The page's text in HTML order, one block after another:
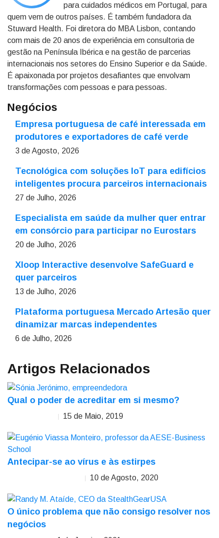
para cuidados médicos em Portugal, para
quem vem de outros países. É também fundadora da
Stuward Health. Foi diretora do MBA Lisbon, contando
com mais de 20 anos de experiência em consultoria de
gestão na Península Ibérica e na gestão de parcerias
internacionais nos setores do Ensino Superior e da Saúde.
É apaixonada por projetos desafiantes que envolvam
transformações com pessoas e para pessoas.
Negócios
Empresa portuguesa de café interessada em
produtores e exportadores de café verde
3 de Agosto, 2026
Tecnológica com soluções IoT para edifícios
inteligentes procura parceiros internacionais
27 de Julho, 2026
Especialista em saúde da mulher quer entrar
em consórcio para participar no Eurostars
20 de Julho, 2026
Xloop Interactive desenvolve SafeGuard e
quer parceiros
13 de Julho, 2026
Plataforma portuguesa Mercado Artesão quer
dinamizar marcas independentes
6 de Julho, 2026
Artigos Relacionados
Qual o poder de acreditar em si mesmo?
15 de Maio, 2019
Antecipar-se ao vírus e às estirpes
10 de Agosto, 2020
O único problema que não consigo resolver nos
negócios